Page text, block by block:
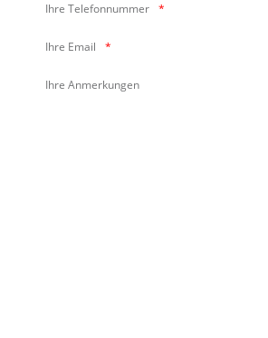
Ihre Telefonnummer
Ihre Email
Ihre Anmerkungen